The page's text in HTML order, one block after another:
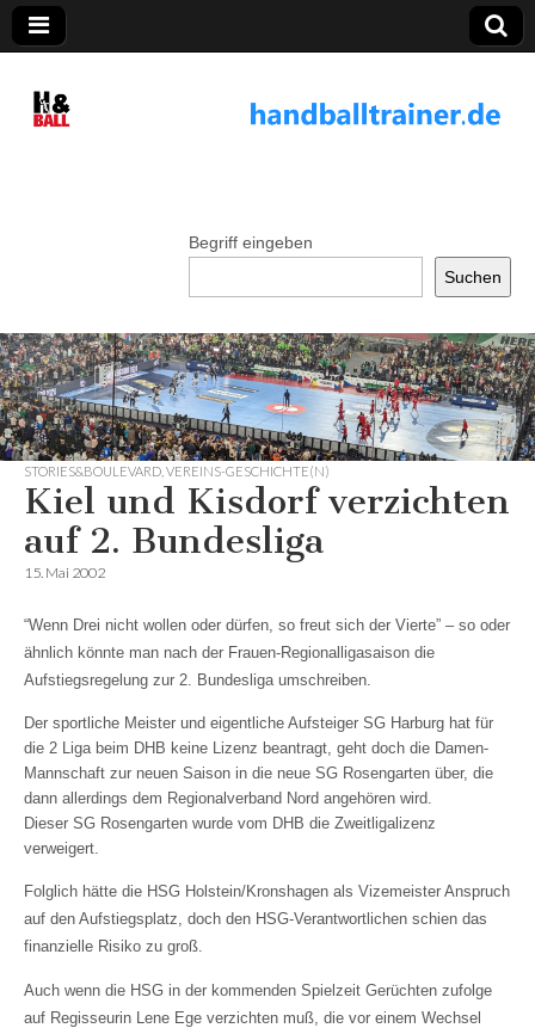
Begriff eingeben
Suchen
STORIES&BOULEVARD VEREINS-GESCHICHTE(N)
Kiel und Kisdorf verzichten
auf 2. Bundesliga
15. Mai 2002
“Wenn Drei nicht wollen oder dürfen, so freut sich der Vierte” – so oder
ähnlich könnte man nach der Frauen-Regionalligasaison die
Aufstiegsregelung zur 2. Bundesliga umschreiben.
Der sportliche Meister und eigentliche Aufsteiger SG Harburg hat für
die 2 Liga beim DHB keine Lizenz beantragt, geht doch die Damen-
Mannschaft zur neuen Saison in die neue SG Rosengarten über, die
dann allerdings dem Regionalverband Nord angehören wird.
Dieser SG Rosengarten wurde vom DHB die Zweitligalizenz
verweigert.
Folglich hätte die HSG Holstein/Kronshagen als Vizemeister Anspruch
auf den Aufstiegsplatz, doch den HSG-Verantwortlichen schien das
finanzielle Risiko zu groß.
Auch wenn die HSG in der kommenden Spielzeit Gerüchten zufolge
auf Regisseurin Lene Ege verzichten muß, die vor einem Wechsel